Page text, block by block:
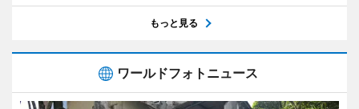
もっと見る
ワールドフォトニュース